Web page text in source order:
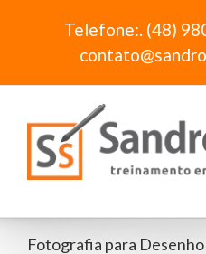
Telefone:. (48)
Fotografia para Desenho